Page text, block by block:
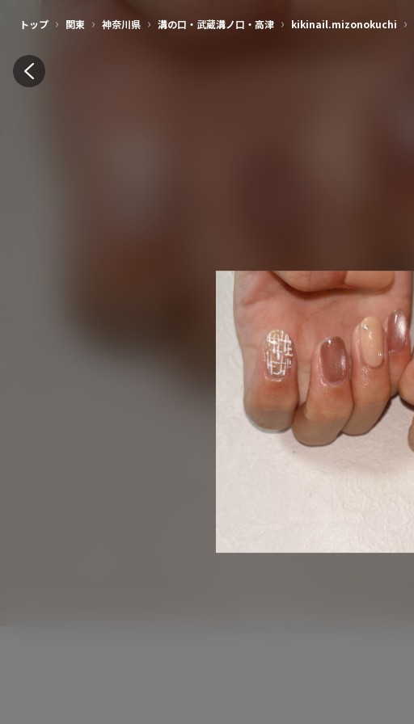
トップ › 関東 › 神奈川県 › 溝の口・武蔵溝ノ口・高津 › kikinail.mizonokuchi ›